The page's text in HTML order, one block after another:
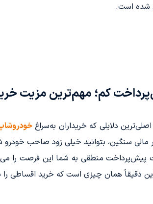
شده است.
کم؛ مهم‌ترین مزیت خرید پژو ۲۰۶ از
دلایلی که خریداران به‌سراغ
مالی سنگین، بتوانید خیلی زود صاحب خودرو
پیش‌پرداخت منطقی به شما این فرصت را
دقیقاً همان چیزی است که خرید اقساطی